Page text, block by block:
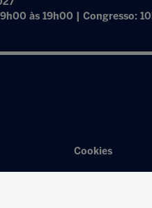
às 19h00 | Congresso:
Cookies